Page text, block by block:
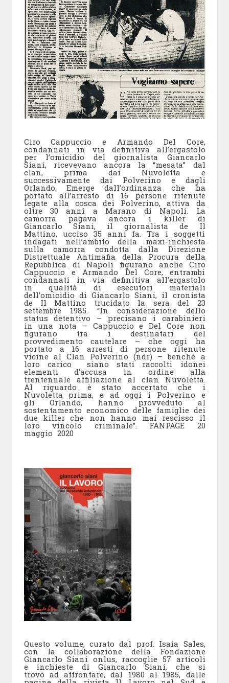
Ciro Cappuccio e Armando Del Core,
condannati in via definitiva all’ergastolo
per l’omicidio del giornalista Giancarlo
Siani, ricevevano ancora la “mesata” dal
clan, prima dai Nuvoletta e
successivamente dai Polverino e dagli
Orlando. Emerge dall’ordinanza che ha
portato all’arresto di 16 persone ritenute
legate alla cosca dei Polverino, attiva da
oltre 30 anni a Marano di Napoli. La
camorra pagava ancora i killer di
Giancarlo Siani, il giornalista de Il
Mattino, ucciso 35 anni fa. Tra i soggetti
indagati nell’ambito della maxi-inchiesta
sulla camorra condotta dalla Direzione
Distrettuale Antimafia della Procura della
Repubblica di Napoli figurano anche Ciro
Cappuccio e Armando Del Core, entrambi
condannati in via definitiva all’ergastolo
in qualità di esecutori materiali
dell’omicidio di Giancarlo Siani, il cronista
de Il Mattino trucidato la sera del 23
settembre 1985. “In considerazione dello
status detentivo – precisano i carabinieri
in una nota – Cappuccio e Del Core non
figurano tra i destinatari del
provvedimento cautelare – che oggi ha
portato a 16 arresti di persone ritenute
vicine al Clan Polverino (ndr) – benché a
loro carico siano stati raccolti idonei
elementi d’accusa in ordine alla
trentennale affiliazione al clan Nuvoletta.
Al riguardo è stato accertato che i
Nuvoletta prima, e ad oggi i Polverino e
gli Orlando, hanno provveduto al
sostentamento economico delle famiglie dei
due killer che non hanno mai rescisso il
loro vincolo criminale”. FANPAGE 20
maggio 2020
Questo volume, curato dal prof. Isaia Sales,
con la collaborazione della Fondazione
Giancarlo Siani onlus, raccoglie 57 articoli
e inchieste di Giancarlo Siani, che si
trovò ad affrontare, dal 1980 al 1985, dalle